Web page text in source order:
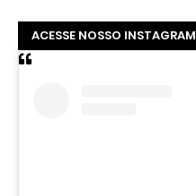
ACESSE NOSSO INSTAGRAM